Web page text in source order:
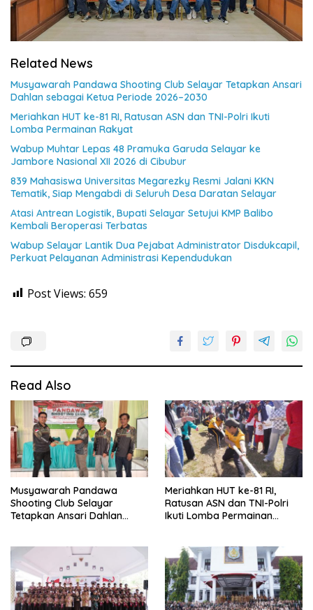
Related News
Musyawarah Pandawa Shooting Club Selayar Tetapkan Ansari
Dahlan sebagai Ketua Periode 2026–2030
Meriahkan HUT ke-81 RI, Ratusan ASN dan TNI-Polri Ikuti
Lomba Permainan Rakyat
Wabup Muhtar Lepas 48 Pramuka Garuda Selayar ke
Jambore Nasional XII 2026 di Cibubur
839 Mahasiswa Universitas Megarezky Resmi Jalani KKN
Tematik, Siap Mengabdi di Seluruh Desa Daratan Selayar
Atasi Antrean Logistik, Bupati Selayar Setujui KMP Balibo
Kembali Beroperasi Terbatas
Wabup Selayar Lantik Dua Pejabat Administrator Disdukcapil,
Perkuat Pelayanan Administrasi Kependudukan
Post Views: 659
Read Also
Musyawarah Pandawa
Shooting Club Selayar
Tetapkan Ansari Dahlan
Meriahkan HUT ke-81 RI,
Ratusan ASN dan TNI-Polri
Ikuti Lomba Permainan